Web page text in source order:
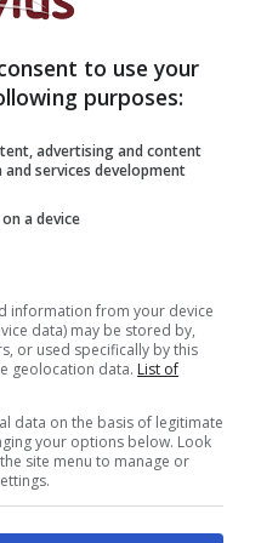
i giochi di
di un
di generazioni e
in legno
affinché si
ludicità sociale
con decine di
certi, continuerà a
to use your
purposes:
advertising and content
services development
a device
information from your device
data) may be stored by,
or used specifically by this
geolocation data. List of
data on the basis of legitimate
your options below. Look
site menu to manage or